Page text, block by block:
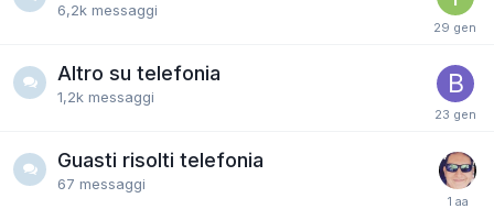
6,2k messaggi
Altro su telefonia
1,2k messaggi
Guasti risolti telefonia
67 messaggi